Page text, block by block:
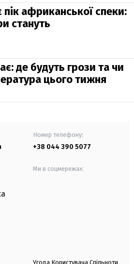
пік африканської спеки:
стануть
де будуть грози та чи
цього тижня
Номер телефону:
+38 044 390 5077
Ми в соцмережах:
Угода Користувача Спільноти